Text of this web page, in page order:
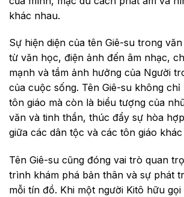
khác nhau.
Sự hiện diện của tên Giê-su trong
từ văn học, điện ảnh đến âm nhạc,
mạnh và tầm ảnh hưởng của Người
của cuộc sống. Tên Giê-su không chỉ
tôn giáo mà còn là biểu tượng của
văn và tinh thần, thúc đẩy sự hòa
giữa các dân tộc và các tôn giáo
Tên Giê-su cũng đóng vai trò quan
trình khám phá bản thân và sự phát
mỗi tín đồ. Khi một người Kitô hữu